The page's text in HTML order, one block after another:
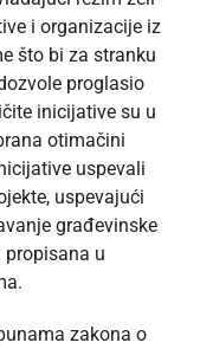
i organizacije iz
što bi za stranku
proglasio
inicijative su u
otimačini
uspevali
uspevajući
građevinske
propisana u
zakona o